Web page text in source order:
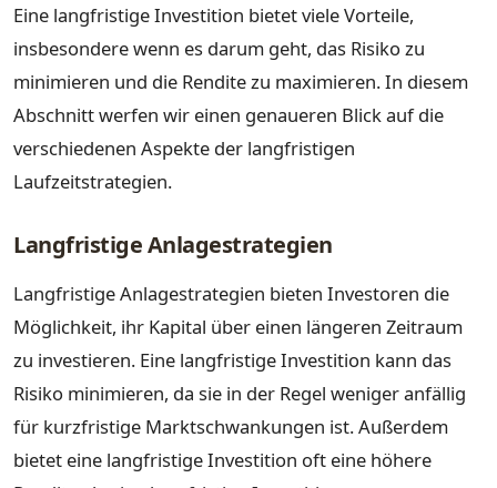
Eine langfristige Investition bietet viele Vorteile,
insbesondere wenn es darum geht, das Risiko zu
minimieren und die Rendite zu maximieren. In diesem
Abschnitt werfen wir einen genaueren Blick auf die
verschiedenen Aspekte der langfristigen
Laufzeitstrategien.
Langfristige Anlagestrategien
Langfristige Anlagestrategien bieten Investoren die
Möglichkeit, ihr Kapital über einen längeren Zeitraum
zu investieren. Eine langfristige Investition kann das
Risiko minimieren, da sie in der Regel weniger anfällig
für kurzfristige Marktschwankungen ist. Außerdem
bietet eine langfristige Investition oft eine höhere